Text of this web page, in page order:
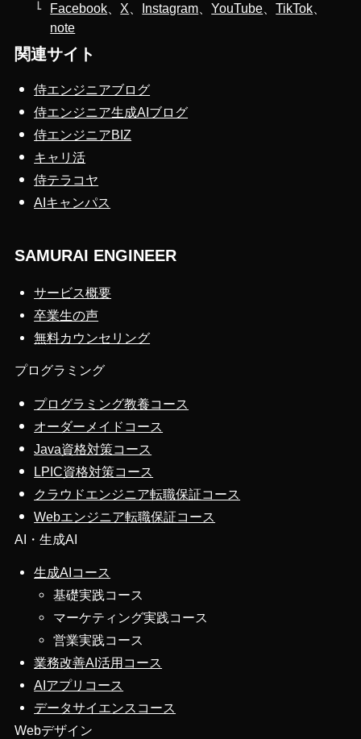
Facebook
X Instagram 、YouTube 、TikTok
note
関連サイト
侍エンジニアブログ
侍エンジニア生成AIブログ
侍エンジニアBIZ
キャリ活
侍テラコヤ
AIキャンパス
SAMURAI ENGINEER
サービス概要
卒業生の声
無料カウンセリング
プログラミング
プログラミング教養コース
オーダーメイドコース
Java資格対策コース
LPIC資格対策コース
クラウドエンジニア転職保証コース
Webエンジニア転職保証コース
AI・生成AI
生成AIコース
基礎実践コース
マーケティング実践コース
営業実践コース
業務改善AI活用コース
AIアプリコース
データサイエンスコース
Webデザイン